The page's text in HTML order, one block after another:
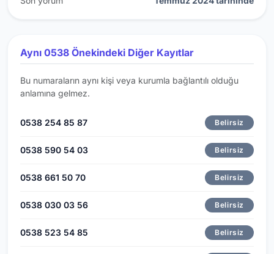
Aynı 0538 Önekindeki Diğer Kayıtlar
Bu numaraların aynı kişi veya kurumla bağlantılı olduğu
anlamına gelmez.
0538 254 85 87 Belirsiz
0538 590 54 03 Belirsiz
0538 661 50 70 Belirsiz
0538 030 03 56 Belirsiz
0538 523 54 85 Belirsiz